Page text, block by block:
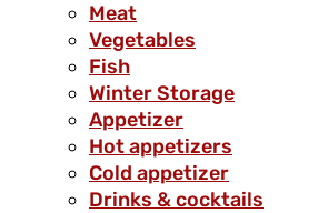
Meat
Vegetables
Fish
Winter Storage
Аppetizer
Hot appetizers
Cold appetizer
Drinks & cocktails